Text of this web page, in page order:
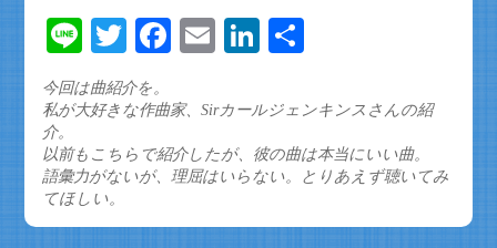
LineTwitterFacebook
EmailLinkedIn
今回は曲紹介を。
私が大好きな作曲家、Sirカールジェンキンスさんの紹
介。
以前もこちらで紹介したが、彼の曲は本当にいい曲。
語彙力がないが、理屈はいらない。とりあえず聴いてみ
てほしい。